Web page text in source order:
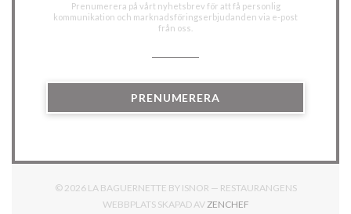
Prenumerera på vårt nyhetsbrev för att få personlig
kommunikation och marknadsföringserbjudanden via e-post
från oss.
PRENUMERERA
© 2026 LA BAGUERNETTE BY ISNOR — RESTAURANGENS
WEBBPLATS SKAPAD AVZENCHEF((ÖPPNAS I ETT NYTT